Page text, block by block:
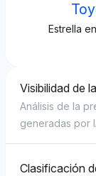
Estrella
Visibilidad de
Análisis de la
generadas por
Clasificación